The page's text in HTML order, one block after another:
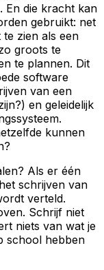
En die kracht kan
gebruikt: net
zien als een
groots te
te plannen. Dit
software
van een
en geleidelijk
kunnen
Als er één
schrijven van
verteld.
Schrijf niet
niets van wat je
school hebben